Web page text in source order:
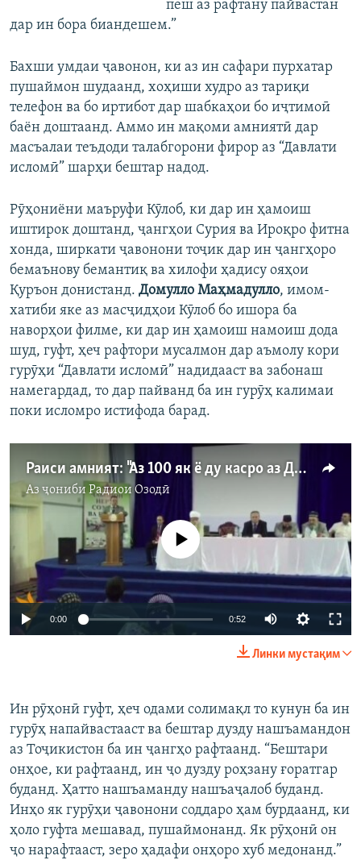
пеш аз рафтану пайвастан
дар ин бора биандешем.”
Бахши умдаи ҷавонон, ки аз ин сафари пурхатар
пушаймон шудаанд, хоҳиши худро аз тариқи
телефон ва бо иртибот дар шабкаҳои бо иҷтимоӣ
баён доштаанд. Аммо ин мақоми амниятӣ дар
масъалаи теъдоди талабгорони фирор аз “Давлати
исломӣ” шарҳи бештар надод.
Рӯҳониёни маъруфи Кӯлоб, ки дар ин ҳамоиш
иштирок доштанд, ҷангҳои Сурия ва Ироқро фитна
хонда, ширкати ҷавонони тоҷик дар ин ҷангҳоро
бемаънову бемантиқ ва хилофи ҳадису ояҳои
Қуръон донистанд. Домулло Маҳмадулло, имом-
хатиби яке аз масҷидҳои Кӯлоб бо ишора ба
наворҳои филме, ки дар ин ҳамоиш намоиш дода
шуд, гуфт, ҳеч рафтори мусалмон дар аъмолу кори
гурӯҳи “Давлати исломӣ” надидааст ва забонаш
намегардад, то дар пайванд ба ин гурӯҳ калимаи
поки исломро истифода барад.
Раиси амният: "Аз 100 як ё ду касро аз ДОИШ берун кашида метавонем"
Аз ҷониби Радиои Озодӣ
Феълан кор намекунад
0:00 0:52
Линки мустақим
Ин рӯҳонӣ гуфт, ҳеч одами солимақл то кунун ба ин
гурӯҳ напайвастааст ва бештар дузду нашъамандон
аз Тоҷикистон ба ин ҷангҳо рафтаанд. “Бештари
онҳое, ки рафтаанд, ин ҷо дузду роҳзану ғоратгар
буданд. Ҳатто нашъаманду нашъаҷалоб буданд.
Инҳо як гурӯҳи ҷавонони соддаро ҳам бурдаанд, ки
ҳоло гуфта мешавад, пушаймонанд. Як рӯҳонӣ он
ҷо нарафтааст, зеро ҳадафи онҳоро хуб медонанд.”